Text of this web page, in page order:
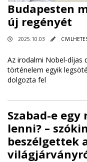
Budapesten
új regényét
2025.10.03
Az irodalmi Nobel-díjas
történelem egyik
dolgozta fel
Szabad-e
lenni? –
beszélgettek